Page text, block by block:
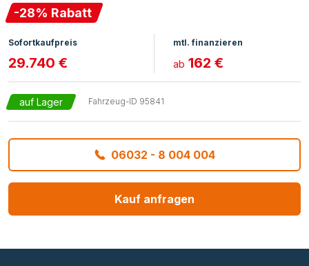
-28% Rabatt
Sofortkaufpreis
29.740 €
mtl. finanzieren
ab 162 €
auf Lager Fahrzeug-ID 95841
06032 - 8 004 004
Kauf anfragen